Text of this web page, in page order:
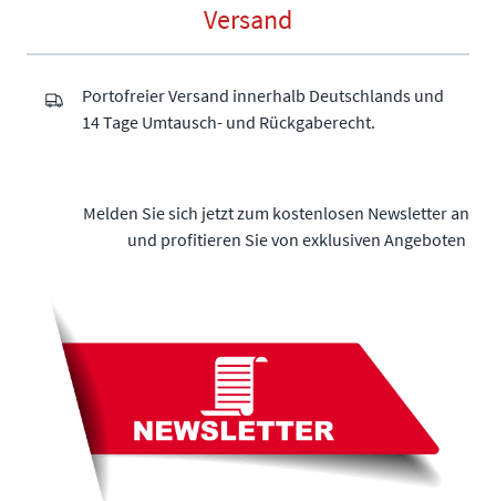
Versand
Portofreier Versand innerhalb Deutschlands und
14 Tage Umtausch- und Rückgaberecht.
Melden Sie sich jetzt zum kostenlosen Newsletter an
und profitieren Sie von exklusiven Angeboten